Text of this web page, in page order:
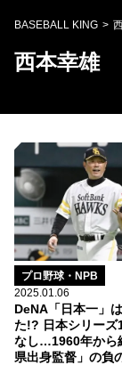
BASEBALL KING
西本幸雄
プロ野球・NPB
2025.01.06
DeNA「日本一」
た!? 日本シリーズ
なし…1960年から
県出身監督」の負